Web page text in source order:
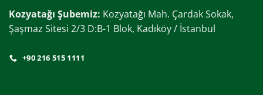
Kozyatağı Şubemiz: Kozyatağı Mah. Çardak Sokak,
Şaşmaz Sitesi 2/3 D:B-1 Blok, Kadıköy / İstanbul
+90 216 515 1111